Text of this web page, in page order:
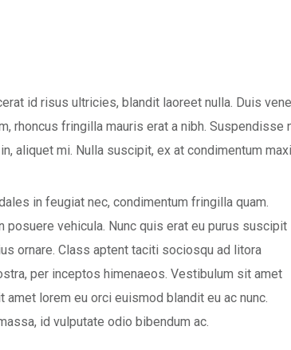
id risus ultricies, blandit laoreet nulla. Duis
rhoncus fringilla mauris erat a nibh.
aliquet mi. Nulla suscipit, ex at condimentum
in feugiat nec, condimentum fringilla quam.
posuere vehicula. Nunc quis erat eu purus suscipit
ornare. Class aptent taciti sociosqu ad litora
per inceptos himenaeos. Vestibulum sit amet
amet lorem eu orci euismod blandit eu ac nunc.
id vulputate odio bibendum ac.